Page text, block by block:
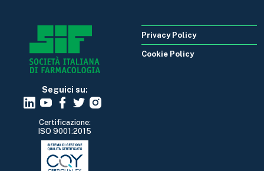
Seguici su:
Certificazione:
ISO 9001:2015
Privacy Policy
Cookie Policy